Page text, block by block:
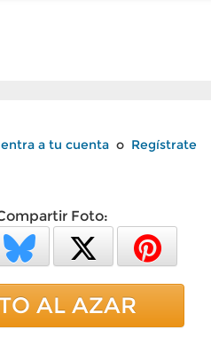
entra a tu cuenta o Regístrate
Foto:
AL AZAR